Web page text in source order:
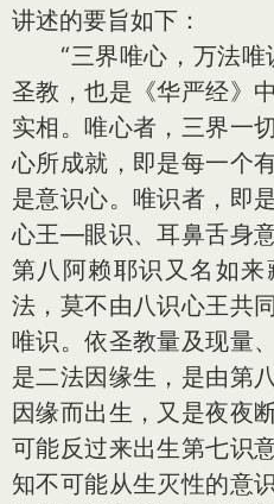
讲述的要旨如下：
“三界唯心，万法唯
圣教，也是《华严经》
实相。唯心者，三界一
心所成就，即是每一个
是意识心。唯识者，即
心王—眼识、耳鼻舌身
第八阿赖耶识又名如
法，莫不由八识心王共
唯识。依圣教量及现量
是二法因缘生，是由第
因缘而出生，又是夜夜
可能反过来出生第七识
知不可能从生灭性的意